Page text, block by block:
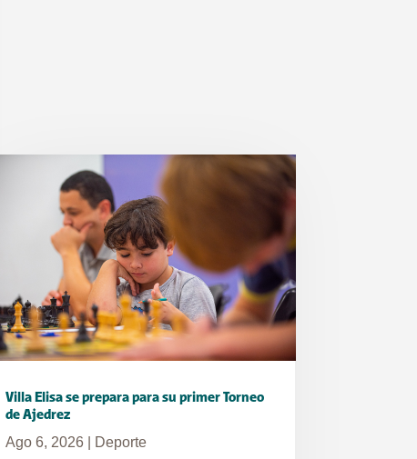
Villa Elisa se prepara para su primer Torneo
de Ajedrez
Ago 6, 2026| Deporte